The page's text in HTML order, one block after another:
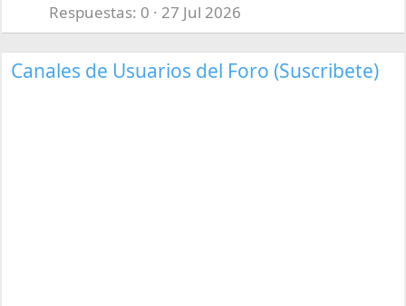
Respuestas 0 27 Jul 2026
Canales de Usuarios del Foro (Suscribete)